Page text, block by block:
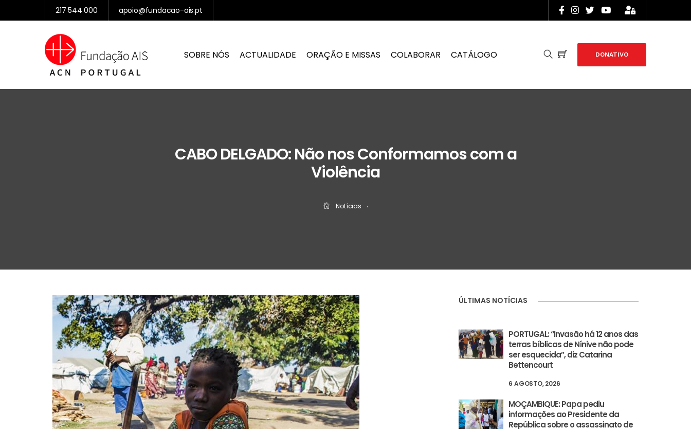
217 544 000 apoio@fundacao-ais.pt
SOBRE NÓS ACTUALIDADE ORAÇÃO E MISSAS COLABORAR CATÁLOGO DONATIVO
CABO DELGADO: Não nos Conformamos com a
Violência
Notícias ‧
ÚLTIMAS NOTÍCIAS
PORTUGAL: “Invasão há 12 anos das
terras bíblicas de Nínive não pode
ser esquecida”, diz Catarina
Bettencourt
6 AGOSTO, 2026
MOÇAMBIQUE: Papa pediu
informações ao Presidente da
República sobre o assassinato de